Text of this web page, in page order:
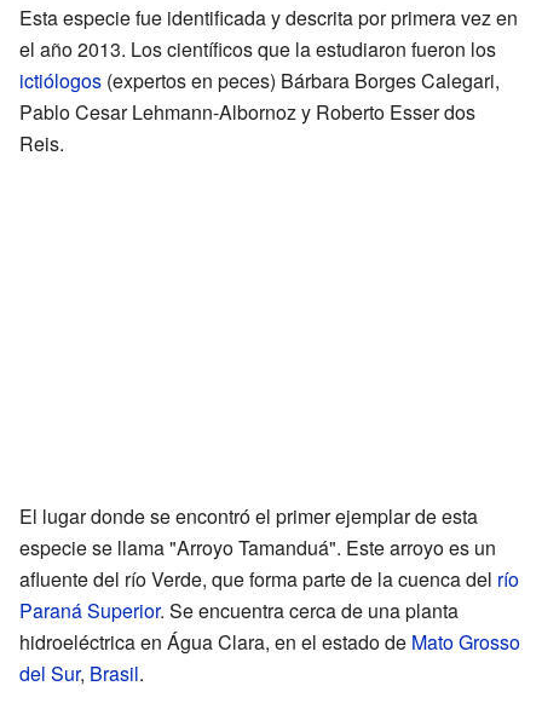
Esta especie fue identificada y descrita por primera vez en
el año 2013. Los científicos que la estudiaron fueron los
ictiólogos (expertos en peces) Bárbara Borges Calegari,
Pablo Cesar Lehmann-Albornoz y Roberto Esser dos
Reis.
El lugar donde se encontró el primer ejemplar de esta
especie se llama "Arroyo Tamanduá". Este arroyo es un
afluente del río Verde, que forma parte de la cuenca del río
Paraná Superior. Se encuentra cerca de una planta
hidroeléctrica en Água Clara, en el estado de Mato Grosso
del Sur, Brasil.